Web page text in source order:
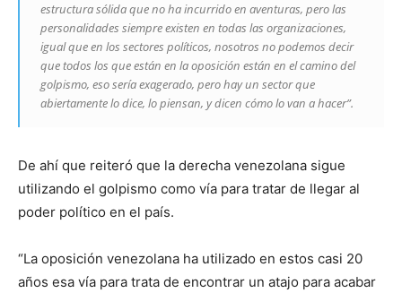
estructura sólida que no ha incurrido en aventuras, pero las
personalidades siempre existen en todas las organizaciones,
igual que en los sectores políticos, nosotros no podemos decir
que todos los que están en la oposición están en el camino del
golpismo, eso sería exagerado, pero hay un sector que
abiertamente lo dice, lo piensan, y dicen cómo lo van a hacer”.
De ahí que reiteró que la derecha venezolana sigue
utilizando el golpismo como vía para tratar de llegar al
poder político en el país.
“La oposición venezolana ha utilizado en estos casi 20
años esa vía para trata de encontrar un atajo para acabar